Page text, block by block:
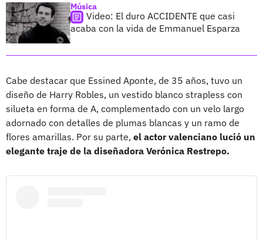
Música
Video: El duro ACCIDENTE que casi
acaba con la vida de Emmanuel Esparza
Cabe destacar que Essined Aponte, de 35 años, tuvo un
diseño de Harry Robles, un vestido blanco strapless con
silueta en forma de A, complementado con un velo largo
adornado con detalles de plumas blancas y un ramo de
flores amarillas. Por su parte, el actor valenciano lució un
elegante traje de la diseñadora Verónica Restrepo.